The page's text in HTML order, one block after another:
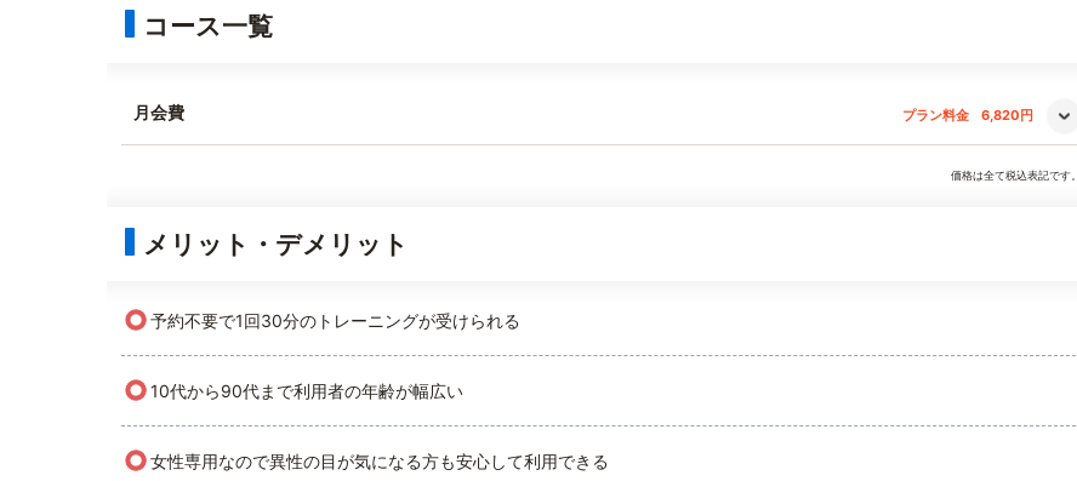
コース一覧
月会費 プラン料金 6,820円
価格は全て税込表記です。
メリット・デメリット
○予約不要で1回30分のトレーニングが受けられる
○10代から90代まで利用者の年齢が幅広い
○女性専用なので異性の目が気になる方も安心して利用できる